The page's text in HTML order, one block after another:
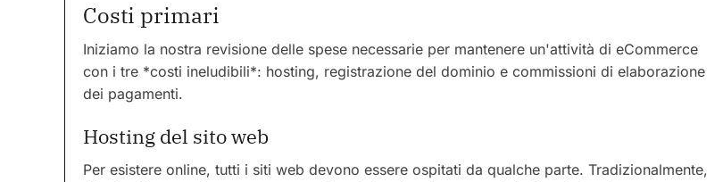
Costi primari
Iniziamo la nostra revisione delle spese necessarie per mantenere un'attività di eCommerce
con i tre *costi ineludibili*: hosting, registrazione del dominio e commissioni di elaborazione
dei pagamenti.
Hosting del sito web
Per esistere online, tutti i siti web devono essere ospitati da qualche parte. Tradizionalmente,